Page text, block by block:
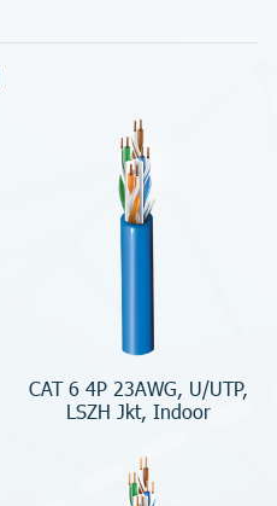
CAT 6 4P 23AWG, U/UTP,
LSZH Jkt, Indoor